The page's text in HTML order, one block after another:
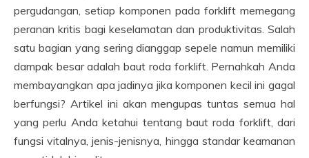
pergudangan, setiap komponen pada forklift memegang
peranan kritis bagi keselamatan dan produktivitas. Salah
satu bagian yang sering dianggap sepele namun memiliki
dampak besar adalah baut roda forklift. Pernahkah Anda
membayangkan apa jadinya jika komponen kecil ini gagal
berfungsi? Artikel ini akan mengupas tuntas semua hal
yang perlu Anda ketahui tentang baut roda forklift, dari
fungsi vitalnya, jenis-jenisnya, hingga standar keamanan